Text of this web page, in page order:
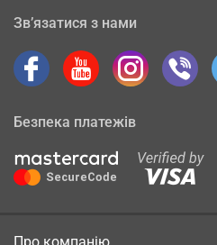
Зв’язатися з нами
Безпека платежів